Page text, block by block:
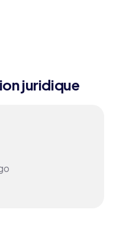
juridique